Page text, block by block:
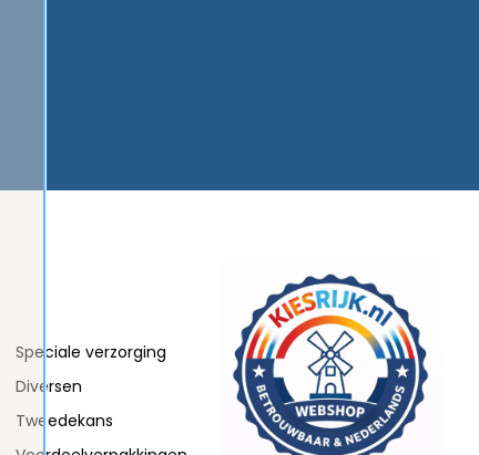
Speciale verzorging
Diversen
Tweedekans